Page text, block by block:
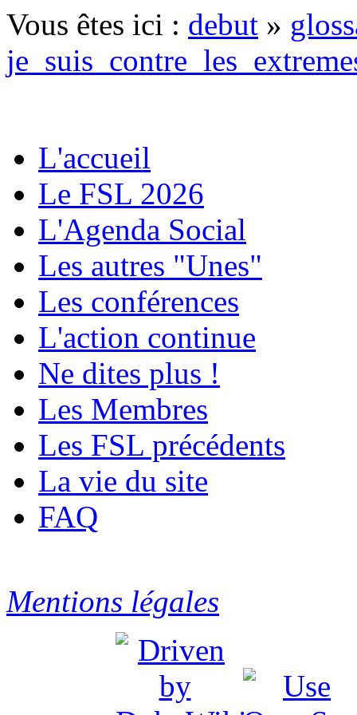
Vous êtes ici : debut »
L'accueil
Le FSL 2026
L'Agenda Social
Les autres "Unes"
Les conférences
L'action continue
Ne dites plus !
Les Membres
Les FSL précédents
La vie du site
FAQ
Mentions légales